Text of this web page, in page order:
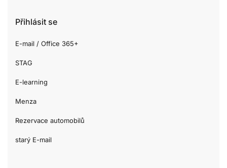
Přihlásit se
E-mail / Office 365+
STAG
E-learning
Menza
Rezervace automobilů
starý E-mail